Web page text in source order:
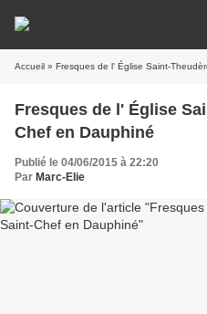
Accueil » Fresques de l' Église Saint-
Fresques de l' Église
Chef en Dauphiné
Publié le 04/06/2015 à 22:20
Par Marc-Elie